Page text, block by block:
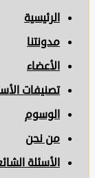
الرئيسية
مدونتنا
الأعضاء
تصنيفات الأسئلة
الوسوم
من نحن
الأسئلة الشائعة